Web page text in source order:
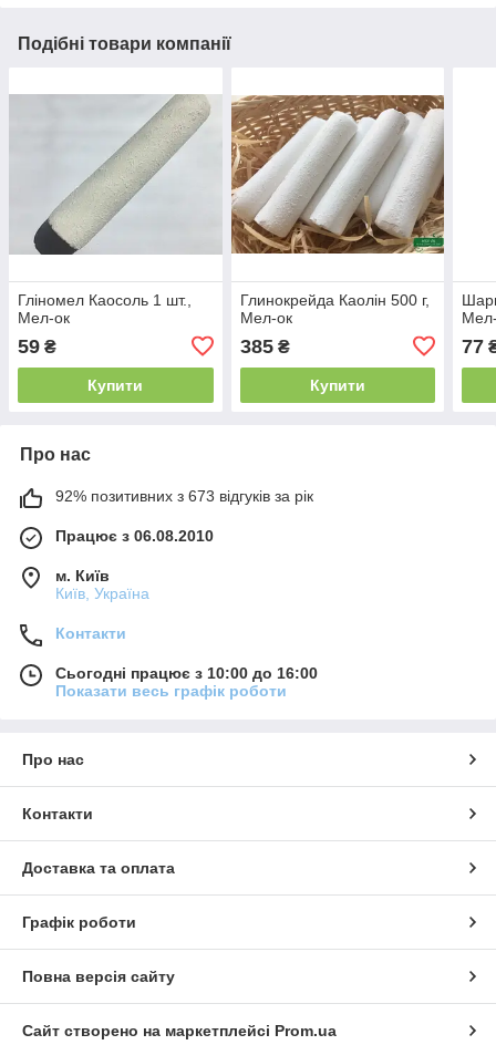
Подібні товари компанії
Гліномел Каосоль 1 шт.,
Мел-ок
59 ₴
Купити
Глинокрейда Каолін 500 г,
Мел-ок
385₴
Купити
77
Про нас
92% позитивних з 673 відгуків за рік
Працює з 06.08.2010
м. Київ
Київ, Україна
Контакти
Сьогодні працює з 10:00 до 16:00
Показати весь графік роботи
Про нас
Контакти
Доставка та оплата
Графік роботи
Повна версія сайту
Сайт створено на маркетплейсі Prom.ua